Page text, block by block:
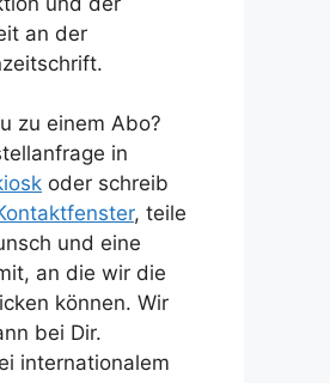
an der
zu einem Abo?
in
oder schreib
, teile
und eine
an die wir die
können. Wir
bei Dir.
internationalem